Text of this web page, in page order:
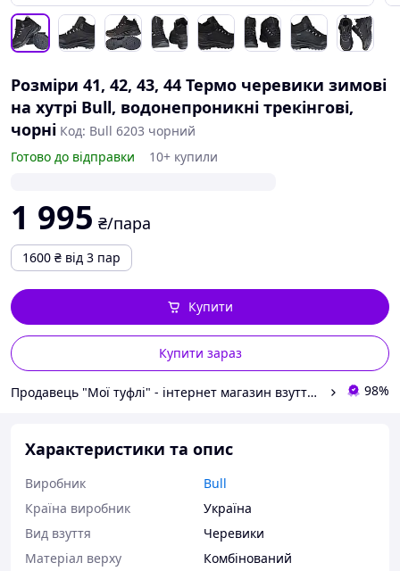
Розміри 41, 42, 43, 44 Термо черевики зимові
на хутрі Bull, водонепроникні трекінгові,
чорні Код: Bull 6203 чорний
Готово до відправки
10+ купили
1 995 ₴/пара
1600 ₴ від 3 пар
Купити зараз
Купити
Продавець "Мої туфлі" - інтернет магазин взуття на всі випадки життя. 98%
Характеристики та опис
Виробник
Bull
Країна виробник
Україна
Вид взуття
Черевики
Матеріал верху
Комбінований